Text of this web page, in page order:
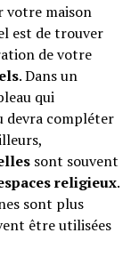
votre maison
est de trouver
de votre
. Dans un
qui
devra compléter
sont souvent
religieux.
sont plus
être utilisées